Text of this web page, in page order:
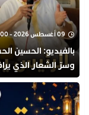
09 أغسطس 2026 - 02:00
بالفيديو: الحسين
وسرّ الشعار الذي